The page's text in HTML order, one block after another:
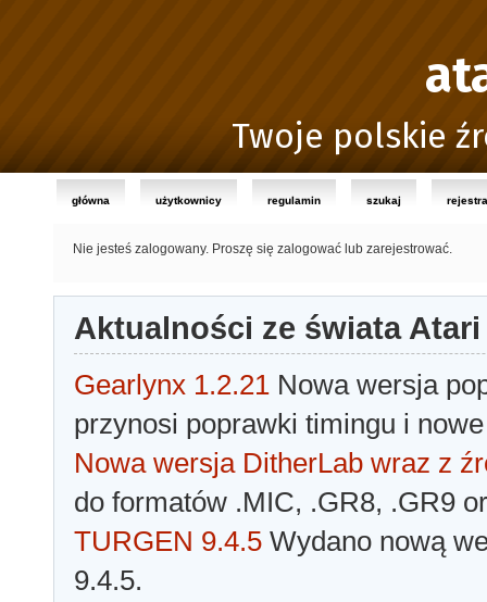
Twoje polskie
główna użytkownicy regulamin szukaj
Nie jesteś zalogowany. Proszę się zalogować lub zarejestrować.
Aktualności ze świata Atari
Gearlynx 1.2.21 Nowa wersja
przynosi poprawki timingu i
Nowa wersja DitherLab wraz z
do formatów .MIC, .GR8, .GR9
TURGEN 9.4.5 Wydano nową
9.4.5.